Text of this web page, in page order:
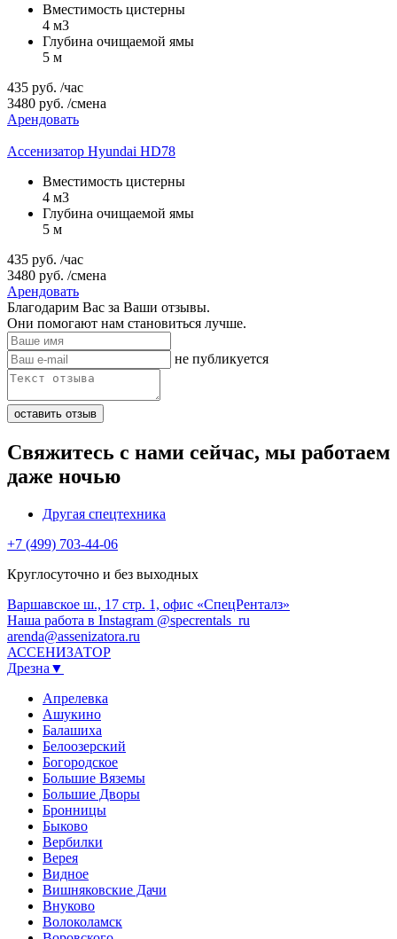
Вместимость цистерны
4 м3
Глубина очищаемой ямы
5 м
435 руб. /час
3480 руб. /смена
Арендовать
Ассенизатор Hyundai HD78
Вместимость цистерны
4 м3
Глубина очищаемой ямы
5 м
435 руб. /час
3480 руб. /смена
Арендовать
Благодарим Вас за Ваши отзывы.
Они помогают нам становиться лучше.
не публикуется
Свяжитесь с нами сейчас, мы работаем
даже ночью
Другая спецтехника
+7 (499) 703-44-06
Круглосуточно и без выходных
Варшавское ш., 17 стр. 1, офис «СпецРенталз»
Наша работа в Instagram @specrentals_ru
arenda@assenizatora.ru
АССЕНИЗАТОР
Дрезна▼
Апрелевка
Ашукино
Балашиха
Белоозерский
Богородское
Большие Вяземы
Большие Дворы
Бронницы
Быково
Вербилки
Верея
Видное
Вишняковские Дачи
Внуково
Волоколамск